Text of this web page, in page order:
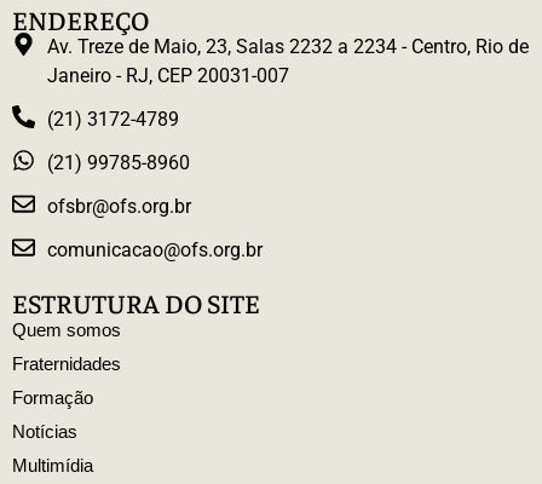
ENDEREÇO
Av. Treze de Maio, 23, Salas 2232 a 2234 - Centro, Rio de
Janeiro - RJ, CEP 20031-007
(21) 3172-4789
(21) 99785-8960
ofsbr@ofs.org.br
comunicacao@ofs.org.br
ESTRUTURA DO SITE
Quem somos
Fraternidades
Formação
Notícias
Multimídia